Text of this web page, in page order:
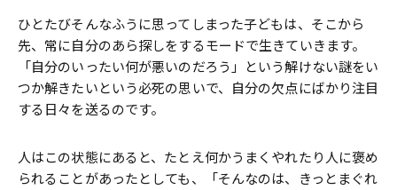
ひとたびそんなふうに思ってしまった子どもは、そこから
先、常に自分のあら探しをするモードで生きていきます。
「自分のいったい何が悪いのだろう」という解けない謎をい
つか解きたいという必死の思いで、自分の欠点にばかり注目
する日々を送るのです。
人はこの状態にあると、たとえ何かうまくやれたり人に褒め
られることがあったとしても、「そんなのは、きっとまぐれ